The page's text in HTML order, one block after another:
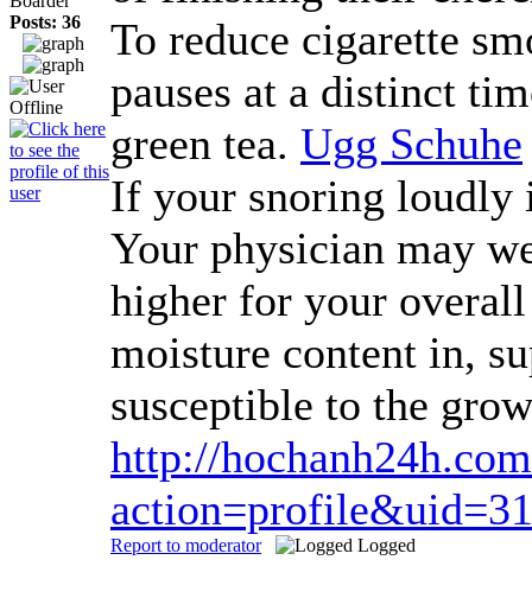
Posts: 36
To reduce cigarette
pauses at a distinct
green tea. Ugg Schuhe
If your snoring loudly
Your physician may
higher for your overall
moisture content in,
susceptible to the
http://
Report to moderator Logged